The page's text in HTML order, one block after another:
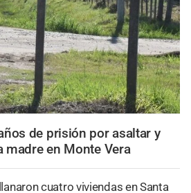
de prisión por asaltar y
madre en Monte Vera
cuatro viviendas en Santa